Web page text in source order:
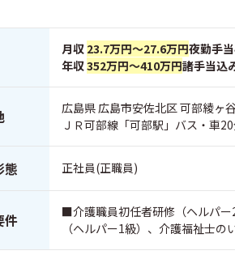
月収 23.7万円～27.6万円夜勤手
年収352万円～410万円諸手当込
広島県 広島市安佐北区 可部綾ヶ
ＪＲ可部線「可部駅」バス・車
態 正社員(正職員)
件
■介護職員初任者研修（ヘルパ
（ヘルパー1級）、介護福祉士